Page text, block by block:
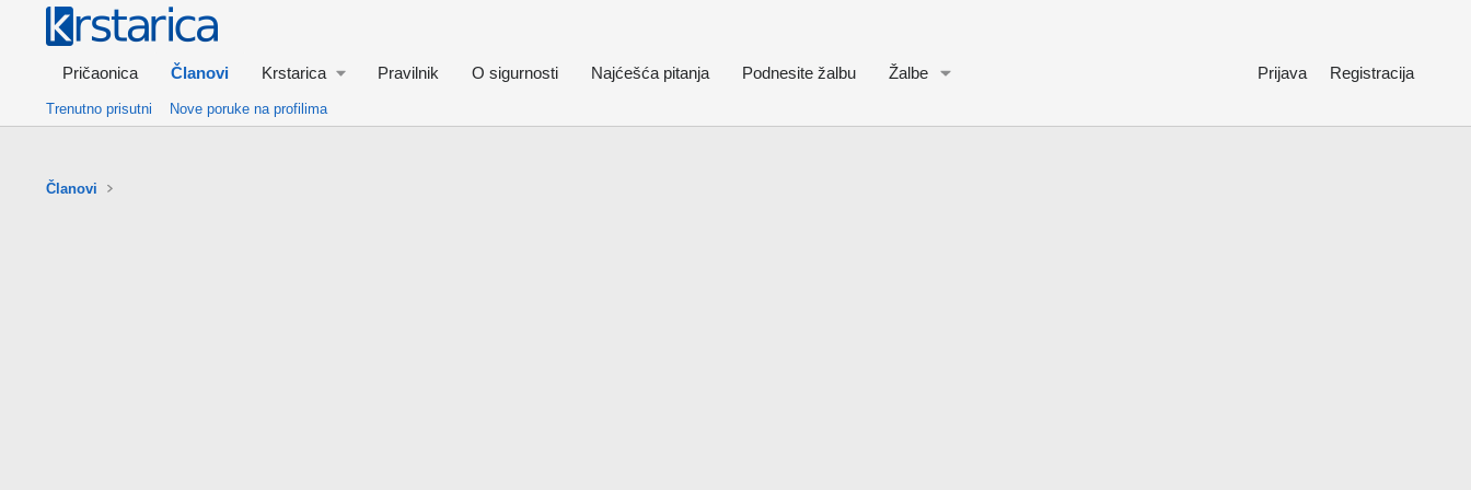
Pričaonica Članovi Krstarica Pravilnik O sigurnosti Najćešća pitanja Podnesite žalbu Žalbe Prijava Registracija
Trenutno prisutni Nove poruke na profilima
Članovi